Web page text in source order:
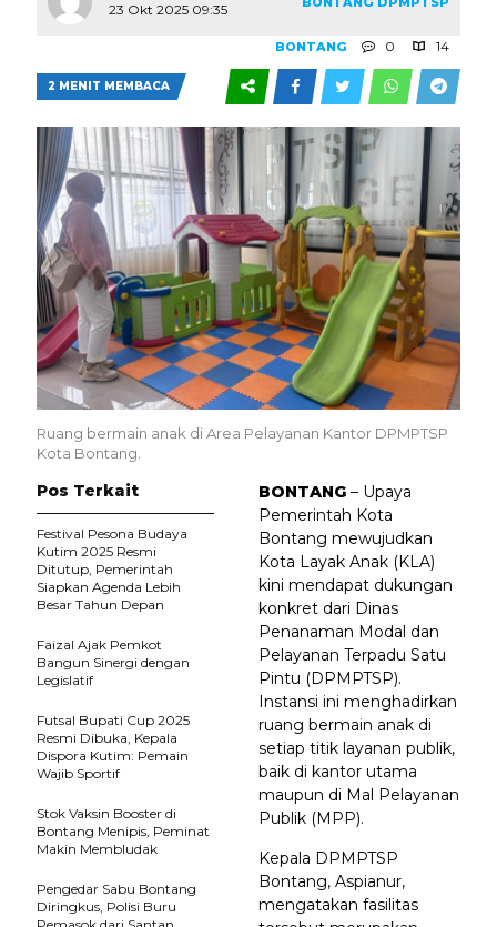
23 Okt 2025 09:35
BONTANG 0 14
2 MENIT MEMBACA
Ruang bermain anak di Area Pelayanan Kantor DPMPTSP
Kota Bontang.
BONTANG – Upaya
Pemerintah Kota
Bontang mewujudkan
Kota Layak Anak (KLA)
kini mendapat dukungan
konkret dari Dinas
Penanaman Modal dan
Pelayanan Terpadu Satu
Pintu (DPMPTSP).
Instansi ini menghadirkan
ruang bermain anak di
setiap titik layanan publik,
baik di kantor utama
maupun di Mal Pelayanan
Publik (MPP).
Kepala DPMPTSP
Bontang, Aspianur,
mengatakan fasilitas
Pos Terkait
Festival Pesona Budaya
Kutim 2025 Resmi
Ditutup, Pemerintah
Siapkan Agenda Lebih
Besar Tahun Depan
Faizal Ajak Pemkot
Bangun Sinergi dengan
Legislatif
Futsal Bupati Cup 2025
Resmi Dibuka, Kepala
Dispora Kutim: Pemain
Wajib Sportif
Stok Vaksin Booster di
Bontang Menipis, Peminat
Makin Membludak
Pengedar Sabu Bontang
Diringkus, Polisi Buru